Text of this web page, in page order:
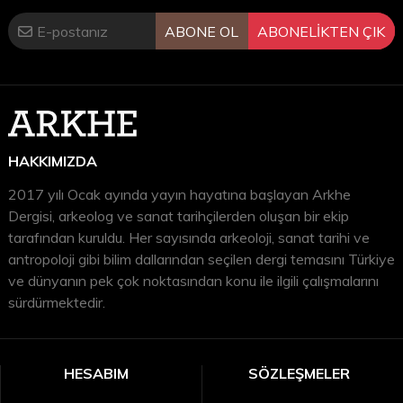
Aybüke NACAR / Güre-İkiztepe Tümülüs Buluntuları
Üzerinden Pers Hâkimiyeti / Güre-İkiztepe Tumulus
Endüstrisinin Günümüze Adaptasyonu / Adaptation of
What is Romanization?
Ayşe Bike BAYKARA / Roma Dönemi Pergamon’da
Uyum ve Direnç Mekânı Olarak Amfitiyatro / The
Amphitheatre as a Space of Adaptation and
Resistance in Roman Pergamon
Selin GÜR / Pontus Krallığı Romalılaşma Süreci /
Romanization Process of the Kingdom of Pontus
ABONE OL ABONELİKTEN ÇIK
HAKKIMIZDA
2017 yılı Ocak ayında yayın hayatına başlayan Arkhe
Dergisi, arkeolog ve sanat tarihçilerden oluşan bir ekip
tarafından kuruldu. Her sayısında arkeoloji, sanat tarihi ve
antropoloji gibi bilim dallarından seçilen dergi temasını Türkiye
ve dünyanın pek çok noktasından konu ile ilgili çalışmalarını
sürdürmektedir.
HESABIM
SÖZLEŞMELER